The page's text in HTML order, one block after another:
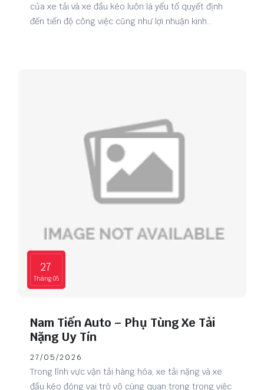
của xe tải và xe đầu kéo luôn là yếu tố quyết định
đến tiến độ công việc cũng như lợi nhuận kinh
27
Tháng 05
Nam Tiến Auto – Phụ Tùng Xe Tải
Nặng Uy Tín
27/05/2026
Trong lĩnh vực vận tải hàng hóa, xe tải nặng và xe
đầu kéo đóng vai trò vô cùng quan trọng trong việc